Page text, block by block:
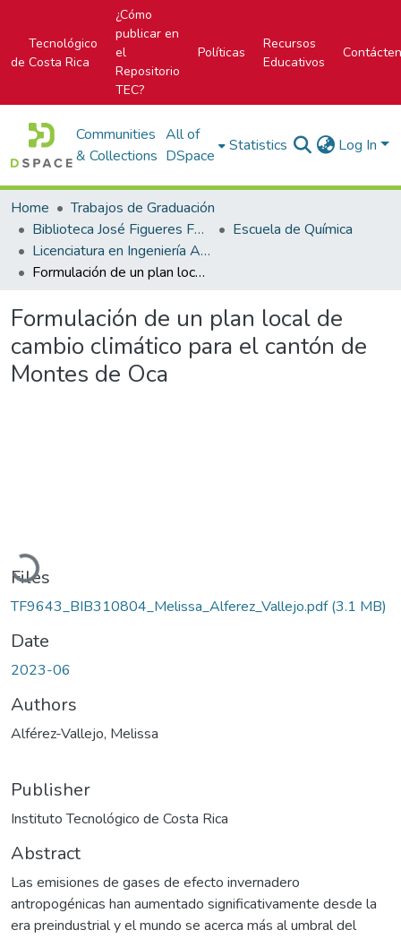
Tecnológico
de Costa Rica
¿Cómo
publicar en
el
Repositorio
TEC?
Políticas
Recursos
Educativos
Communities
& Collections
All of
DSpace
Statistics Log In
Home
Trabajos de Graduación
Biblioteca José Figueres Ferrer
Escuela de Química
Licenciatura en Ingeniería Ambiental
Formulación de un plan local de cambio climático para el cantón de Montes de Oca
Formulación de un plan local de
cambio climático para el cantón de
Montes de Oca
Loading...
Files
TF9643_BIB310804_Melissa_Alferez_Vallejo.pdf(3.1 MB)
Date
2023-06
Authors
Alférez-Vallejo, Melissa
Publisher
Instituto Tecnológico de Costa Rica
Abstract
Las emisiones de gases de efecto invernadero
antropogénicas han aumentado significativamente desde la
era preindustrial y el mundo se acerca más al umbral del